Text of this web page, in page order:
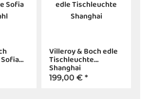
Villeroy & Boch edle
Tischleuchte
Shanghai
199,00 € *